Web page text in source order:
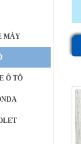
MÁY
Ô TÔ